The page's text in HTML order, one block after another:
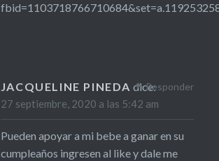
JACQUELINE PINEDA dice:
27 septiembre, 2020 a las 5:42 am
Pueden apoyar a mi bebe a ganar en su
cumpleaños ingresen al like y dale me
Responder